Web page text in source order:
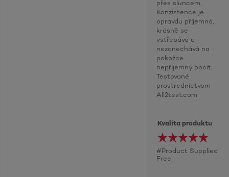
přes sluncem.
Konzistence je
opravdu příjemná,
krásně se
vstřebává a
nezanechává na
pokožce
nepříjemný pocit.
Testované
prostredníctvom
All2test.com
Kvalita produktu
#Product Supplied
Free